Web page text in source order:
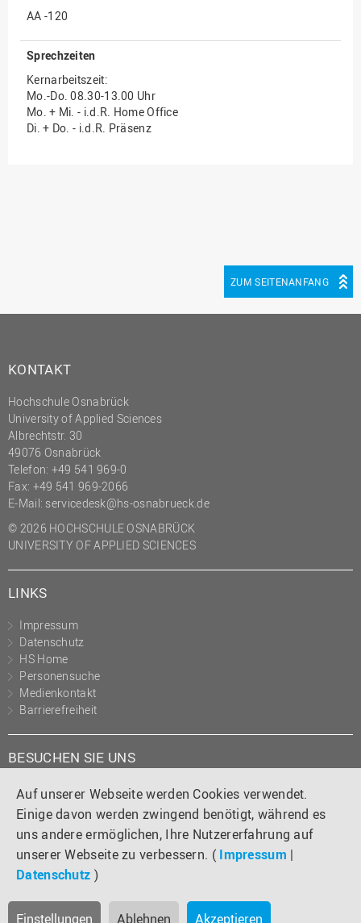
Auf unserer Webseite werden Cookies verwendet.
Einige davon werden zwingend benötigt, während es
uns andere ermöglichen, Ihre Nutzererfahrung auf
unserer Webseite zu verbessern. ( Impressum |
Datenschutz )
Einstellungen Ablehnen Akzeptieren
Nachhaltigkeit
Personal
Personalentwicklung
Personalrat
Präsidialbüro
Transfer- und
AA -120
Sprechzeiten
Kernarbeitszeit:
Mo.-Do. 08.30-13.00 Uhr
Mo. + Mi. - i.d.R. Home Office
Di. + Do. - i.d.R. Präsenz
ZUM SEITENANFANG
KONTAKT
Hochschule Osnabrück
University of Applied Sciences
Albrechtstr. 30
49076 Osnabrück
Telefon: +49 541 969-0
Fax: +49 541 969-2066
E-Mail: servicedesk@hs-osnabrueck.de
© 2026 HOCHSCHULE OSNABRÜCK
UNIVERSITY OF APPLIED SCIENCES
LINKS
Impressum
Datenschutz
HS Home
Personensuche
Medienkontakt
Barrierefreiheit
BESUCHEN SIE UNS
Instagram
TiktokLinkedIn
YouTube
Facebook